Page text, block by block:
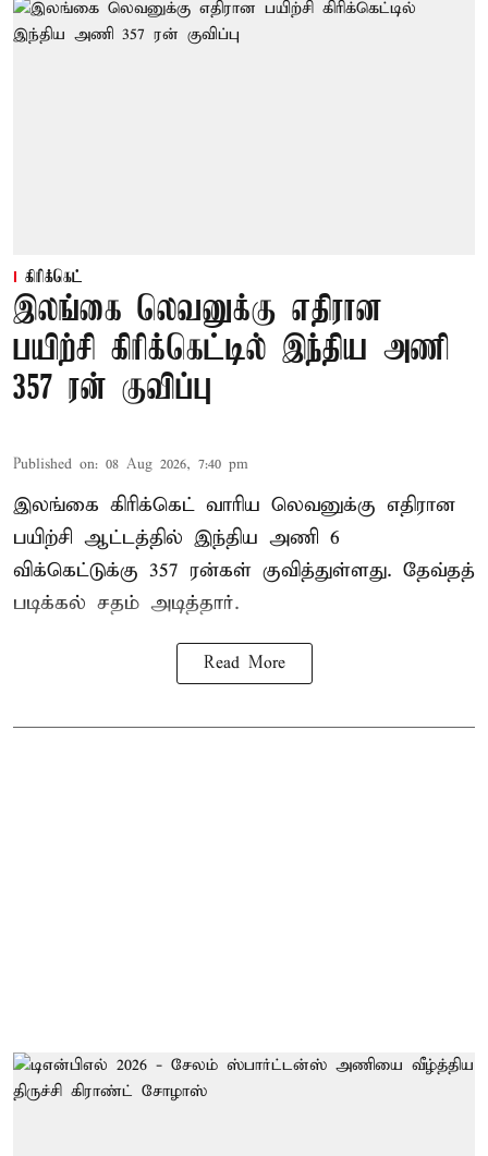
கிரிக்கெட்
இலங்கை லெவனுக்கு எதிரான
பயிற்சி கிரிக்கெட்டில் இந்திய அணி
357 ரன் குவிப்பு
Published on: 08 Aug 2026, 7:40 pm
இலங்கை கிரிக்கெட் வாரிய லெவனுக்கு எதிரான
பயிற்சி ஆட்டத்தில் இந்திய அணி 6
விக்கெட்டுக்கு 357 ரன்கள் குவித்துள்ளது. தேவ்தத்
படிக்கல் சதம் அடித்தார்.
Read More